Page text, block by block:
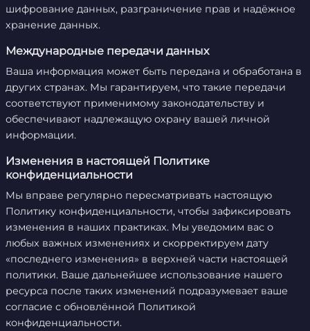
шифрование данных, разграничение прав и надёжное
хранение данных.
Международные передачи данных
Ваша информация может быть передана и обработана в
других странах. Мы гарантируем, что такие передачи
соответствуют применимому законодательству и
обеспечивают надлежащую охрану вашей личной
информации.
Изменения в настоящей Политике
конфиденциальности
Мы вправе регулярно пересматривать настоящую
Политику конфиденциальности, чтобы зафиксировать
изменения в наших практиках. Мы уведомим вас о
любых важных изменениях и скорректируем дату
«последнего изменения» в верхней части настоящей
политики. Ваше дальнейшее использование нашего
ресурса после таких изменений подразумевает ваше
согласие с обновлённой Политикой
конфиденциальности.